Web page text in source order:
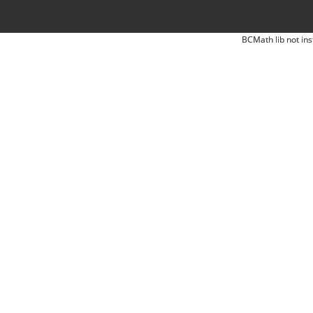
BCMath lib not